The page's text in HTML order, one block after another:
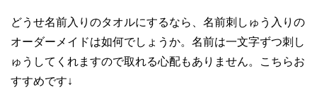
どうせ名前入りのタオルにするなら、名前刺しゅう入りの
オーダーメイドは如何でしょうか。名前は一文字ずつ刺し
ゅうしてくれますので取れる心配もありません。こちらお
すすめです↓